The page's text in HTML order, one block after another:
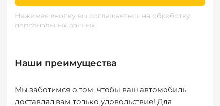
Нажимая кнопку вы соглашаетесь на обработку
персональных данных
Наши преимущества
Мы заботимся о том, чтобы ваш автомобиль
доставлял вам только удовольствие! Для